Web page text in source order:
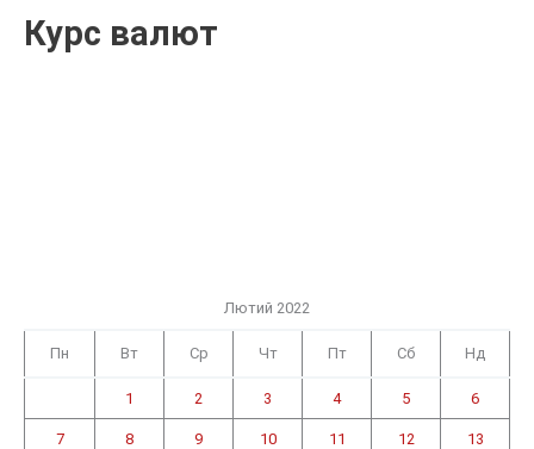
Курс валют
Лютий 2022
Пн Вт Ср Чт Пт Сб Нд
1 2 3 4 5 6
7 8 9 10 11 12 13